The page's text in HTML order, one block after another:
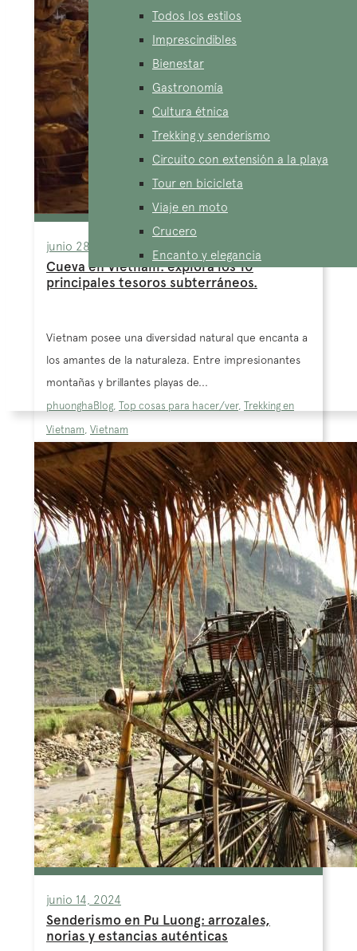
Todos los estilos
Imprescindibles
Bienestar
Gastronomía
Cultura étnica
Trekking y senderismo
Circuito con extensión a la playa
Tour en bicicleta
Viaje en moto
Crucero
Encanto y elegancia
junio 28, 2024
Cueva en Vietnam: explora los 10
principales tesoros subterráneos.
Vietnam posee una diversidad natural que encanta a
los amantes de la naturaleza. Entre impresionantes
montañas y brillantes playas de...
phuongha Blog, Top cosas para hacer/ver, Trekking en
Vietnam, Vietnam
junio 14, 2024
Senderismo en Pu Luong: arrozales,
norias y estancias auténticas